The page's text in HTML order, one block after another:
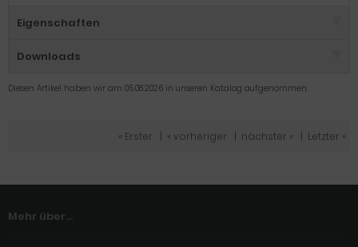
Eigenschaften
Downloads
Diesen Artikel haben wir am 05.08.2026 in unseren Katalog aufgenommen.
« Erster « vorheriger nächster » Letzter »
Mehr über...